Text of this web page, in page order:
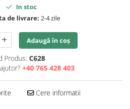
In stoc
de livrare: 2-4 zile
Adaugă în coș
Produs: C628
+40 765 428 403
Cere informatii